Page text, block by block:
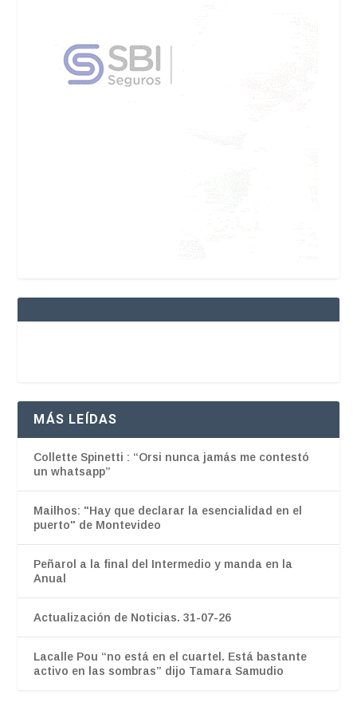
MÁS LEÍDAS
Collette Spinetti : “Orsi nunca jamás me contestó
un whatsapp”
Mailhos: "Hay que declarar la esencialidad en el
puerto" de Montevideo
Peñarol a la final del Intermedio y manda en la
Anual
Actualización de Noticias. 31-07-26
Lacalle Pou “no está en el cuartel. Está bastante
activo en las sombras” dijo Tamara Samudio